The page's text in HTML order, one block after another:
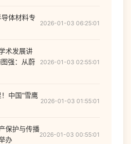
体材料专
2026-01-03 06:25:01
术发展讲
强：从蔚
2026-01-03 02:55:01
中国“雪鹰
2026-01-03 01:55:01
保护与传播
办
2026-01-03 00:55:01